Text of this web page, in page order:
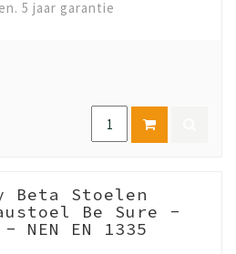
5 jaar garantie
Beta Stoelen
Be Sure -
- NEN EN 1335